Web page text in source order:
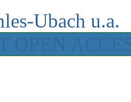
Ubach u.a.